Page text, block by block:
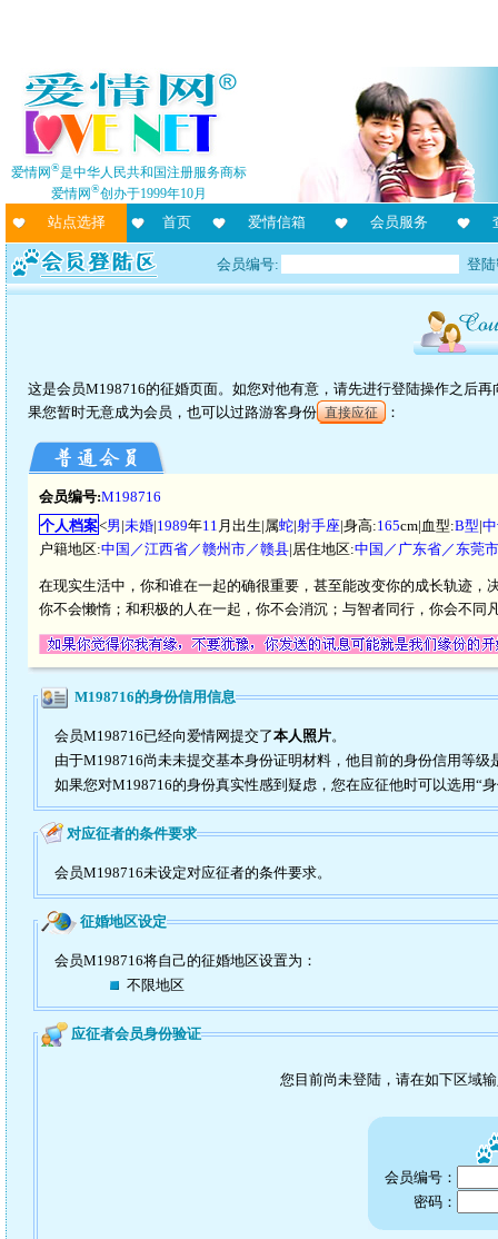
爱情网®是中华人民共和国注册服务商标
爱情网®创办于1999年10月
站点选择 首页 爱情信箱 会员服务
会员编号: 登
这是会员M198716的征婚页面。如您对他有意，请先进行登陆操作之后
果您暂时无意成为会员，也可以过路游客身份 直接应征 ：
会员编号:M198716
个人档案<男|未婚|1989年11 月出生|属蛇|射手座|身高:165cm|血型:B型|
户籍地区:中国／江西省／赣州市／赣县|居住地区:中国／广东省／东莞市
在现实生活中，你和谁在一起的确很重要，甚至能改变你的成长轨迹
你不会懒惰；和积极的人在一起，你不会消沉；与智者同行，你会不同
M198716的身份信用信息
会员M198716已经向爱情网提交了本人照片。
由于M198716尚未未提交基本身份证明材料，他目前的身份信用等级
如果您对M198716的身份真实性感到疑虑，您在应征他时可以选用“
对应征者的条件要求
会员M198716未设定对应征者的条件要求。
征婚地区设定
会员M198716将自己的征婚地区设置为：
不限地区
应征者会员身份验证
您目前尚未登陆，请在如下区域
会员编号：
密码：